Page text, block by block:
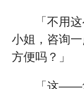
「不用
小姐，咨询
方便吗？」
「这——